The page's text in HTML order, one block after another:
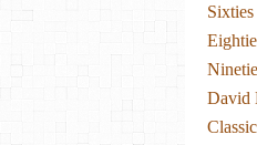
Sixties
David